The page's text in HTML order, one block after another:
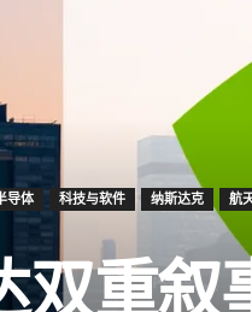
导体 科技与软件 纳斯达克 航
双重叙